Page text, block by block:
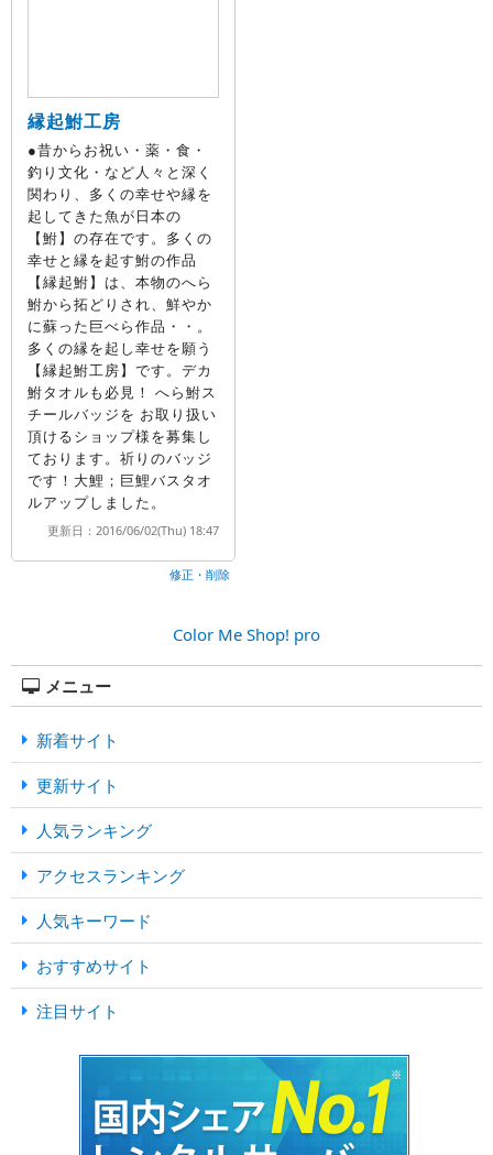
縁起鮒工房
●昔からお祝い・薬・食・
釣り文化・など人々と深く
関わり、多くの幸せや縁を
起してきた魚が日本の
【鮒】の存在です。多くの
幸せと縁を起す鮒の作品
【縁起鮒】は、本物のへら
鮒から拓どりされ、鮮やか
に蘇った巨べら作品・・。
多くの縁を起し幸せを願う
【縁起鮒工房】です。デカ
鮒タオルも必見！ へら鮒ス
チールバッジを お取り扱い
頂けるショップ様を募集し
ております。祈りのバッジ
です！大鯉；巨鯉バスタオ
ルアップしました。
更新日：2016/06/02(Thu) 18:47
修正・削除
Color Me Shop! pro
メニュー
新着サイト
更新サイト
人気ランキング
アクセスランキング
人気キーワード
おすすめサイト
注目サイト